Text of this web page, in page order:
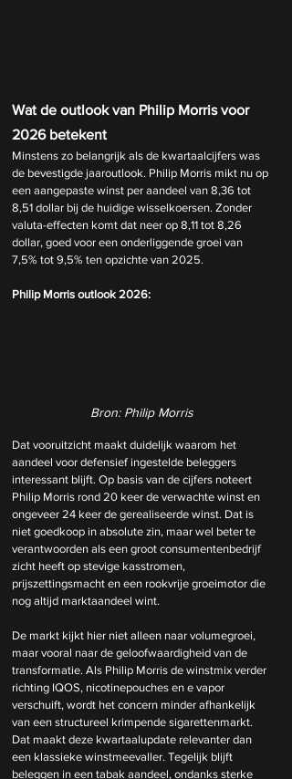
Wat de outlook van Philip Morris voor
2026 betekent
Minstens zo belangrijk als de kwartaalcijfers was
de bevestigde jaaroutlook. Philip Morris mikt nu op
een aangepaste winst per aandeel van 8,36 tot
8,51 dollar bij de huidige wisselkoersen. Zonder
valuta-effecten komt dat neer op 8,11 tot 8,26
dollar, goed voor een onderliggende groei van
7,5% tot 9,5% ten opzichte van 2025.
Philip Morris outlook 2026:
Bron: Philip Morris
Dat vooruitzicht maakt duidelijk waarom het
aandeel voor defensief ingestelde beleggers
interessant blijft. Op basis van de cijfers noteert
Philip Morris rond 20 keer de verwachte winst en
ongeveer 24 keer de gerealiseerde winst. Dat is
niet goedkoop in absolute zin, maar wel beter te
verantwoorden als een groot consumentenbedrijf
zicht heeft op stevige kasstromen,
prijszettingsmacht en een rookvrije groeimotor die
nog altijd marktaandeel wint.
De markt kijkt hier niet alleen naar volumegroei,
maar vooral naar de geloofwaardigheid van de
transformatie. Als Philip Morris de winstmix verder
richting IQOS, nicotinepouches en e vapor
verschuift, wordt het concern minder afhankelijk
van een structureel krimpende sigarettenmarkt.
Dat maakt deze kwartaalupdate relevanter dan
een klassieke winstmeevaller. Tegelijk blijft
beleggen in een tabak aandeel, ondanks sterke